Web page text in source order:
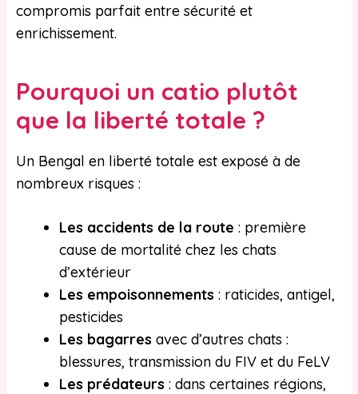
compromis parfait entre sécurité et
enrichissement.
Pourquoi un catio plutôt
que la liberté totale ?
Un Bengal en liberté totale est exposé à de
nombreux risques :
Les accidents de la route : première
cause de mortalité chez les chats
d’extérieur
Les empoisonnements : raticides, antigel,
pesticides
Les bagarres avec d’autres chats :
blessures, transmission du FIV et du FeLV
Les prédateurs : dans certaines régions,